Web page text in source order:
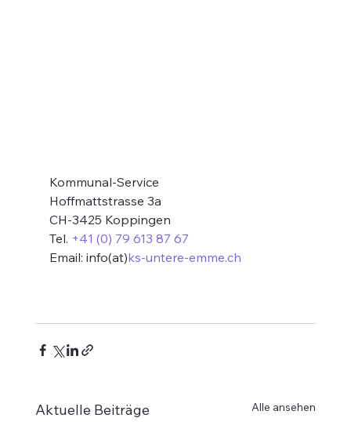
Kommunal-Service
Hoffmattstrasse 3a
CH-3425 Koppingen
Tel. +41 (0) 79 613 87 67
Email: info(at)ks-untere-emme.ch
Aktuelle Beiträge Alle ansehen